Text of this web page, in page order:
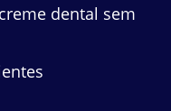
dental sem